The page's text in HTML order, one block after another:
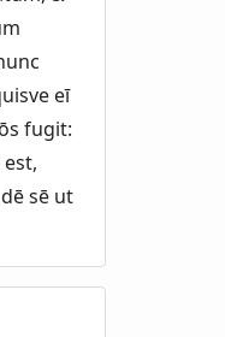
eī
fugit:
sē ut